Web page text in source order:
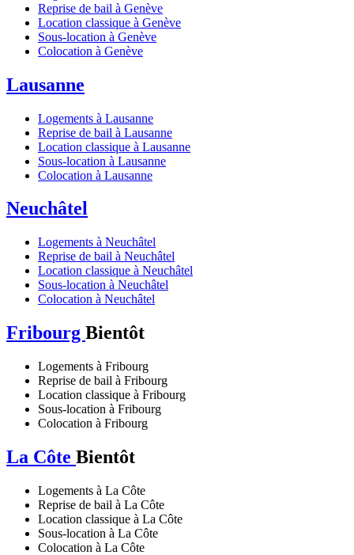
Reprise de bail à Genève
Location classique à Genève
Sous-location à Genève
Colocation à Genève
Lausanne
Logements à Lausanne
Reprise de bail à Lausanne
Location classique à Lausanne
Sous-location à Lausanne
Colocation à Lausanne
Neuchâtel
Logements à Neuchâtel
Reprise de bail à Neuchâtel
Location classique à Neuchâtel
Sous-location à Neuchâtel
Colocation à Neuchâtel
Fribourg Bientôt
Logements à Fribourg
Reprise de bail à Fribourg
Location classique à Fribourg
Sous-location à Fribourg
Colocation à Fribourg
La Côte Bientôt
Logements à La Côte
Reprise de bail à La Côte
Location classique à La Côte
Sous-location à La Côte
Colocation à La Côte